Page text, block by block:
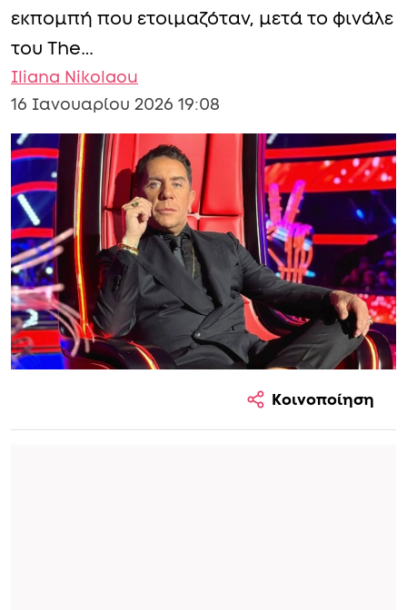
εκπομπή που ετοιμαζόταν, μετά το φινάλε
του The…
Iliana Nikolaou
16 Ιανουαρίου 2026 19:08
Κοινοποίηση